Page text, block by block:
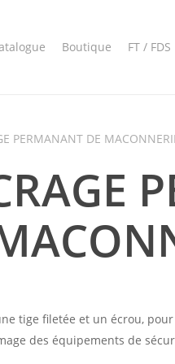
Boutique FT / FDS
PERMANANT DE
tige filetée et un écrou,
des équipements de